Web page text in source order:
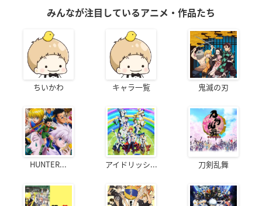
みんなが注目しているアニメ・作品たち
ちいかわ キャラ一覧 鬼滅の刃
HUNTER... アイドリッシ... 刀剣乱舞